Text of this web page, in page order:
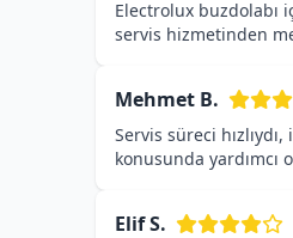
Electrolux buzdolabı
servis hizmetinden
Mehmet B.
Servis süreci
konusunda yardımcı
Elif S.